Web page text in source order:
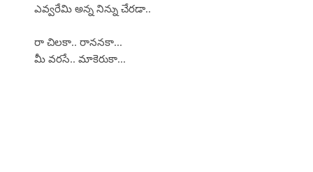
ఎవ్వరేమి అన్న నిన్ను చేరడా..
రా చిలకా.. రాననకా...
మీ వరసే.. మాకెరుకా...